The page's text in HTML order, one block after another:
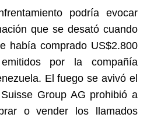
podría evocar
que se desató cuando
había comprado US$2.800
por la compañía
El fuego se avivó el
Group AG prohibió a
o vender los llamados